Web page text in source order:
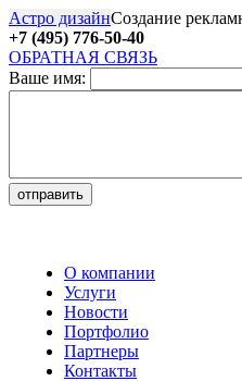
Астро дизайнСоздание
+7 (495) 776-50-40
ОБРАТНАЯ СВЯЗЬ
Ваше имя:
О компании
Услуги
Новости
Портфолио
Партнеры
Контакты